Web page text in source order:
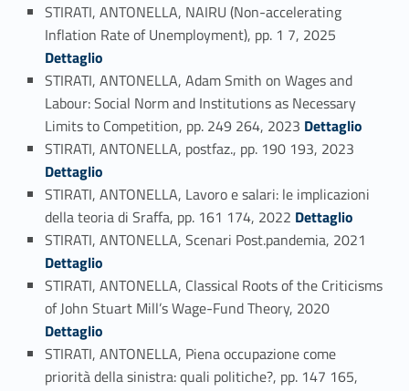
STIRATI, ANTONELLA, NAIRU (Non-accelerating
Inflation Rate of Unemployment), pp. 1 7, 2025Link identifier #identifier_person_144357-80
Dettaglio
STIRATI, ANTONELLA, Adam Smith on Wages and
Labour: Social Norm and Institutions as Necessary
Limits to Competition, pp. 249 264, 2023 Link identifier #identifier_person_98148-81
Dettaglio
STIRATI, ANTONELLA, postfaz., pp. 190 193, 2023
Dettaglio
STIRATI, ANTONELLA, Lavoro e salari: le implicazioni
della teoria di Sraffa, pp. 161 174, 2022 Link identifier #identifier_person_120050-83
Dettaglio
STIRATI, ANTONELLA, Scenari Post.pandemia, 2021
Dettaglio
STIRATI, ANTONELLA, Classical Roots of the Criticisms
of John Stuart Mill’s Wage-Fund Theory, 2020
Dettaglio
STIRATI, ANTONELLA, Piena occupazione come
priorità della sinistra: quali politiche?, pp. 147 165,